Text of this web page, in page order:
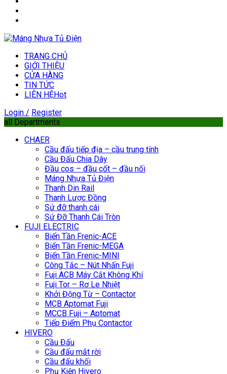
TRANG CHỦ
GIỚI THIỆU
CỬA HÀNG
TIN TỨC
LIÊN HỆHot
Login / Register
all Departments
CHAER
Cầu đấu tiếp địa – cầu trung tính
Cầu Đấu Chia Dây
Đầu cos – đầu cốt – đầu nối
Máng Nhựa Tủ Điện
Thanh Din Rail
Thanh Lược Đồng
Sứ đỡ thanh cái
Sứ Đỡ Thanh Cái Tròn
FUJI ELECTRIC
Biến Tần Frenic-ACE
Biến Tần Frenic-MEGA
Biến Tần Frenic-MINI
Công Tắc – Nút Nhấn Fuji
Fuji ACB Máy Cắt Không Khí
Fuji Tor – Rơ Le Nhiệt
Khởi Động Từ – Contactor
MCB Aptomat Fuji
MCCB Fuji – Aptomat
Tiếp Điểm Phụ Contactor
HIVERO
Cầu Đấu
Cầu đấu mắt rời
Cầu đấu khối
Phụ Kiện Hivero